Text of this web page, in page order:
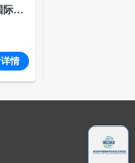
2
026 年“一带一路”国际法商融合暨国际商事仲裁高级别对话会
情